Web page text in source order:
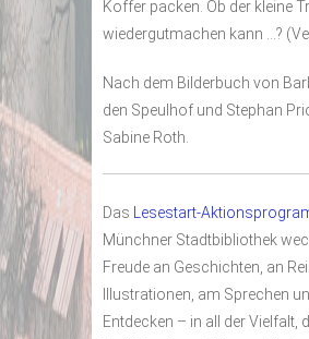
Koffer packen. Ob der kleine
wiedergutmachen kann …?
Nach dem Bilderbuch von
den Speulhof und Stephan
Sabine Roth.
Das Lesestart-
Münchner Stadtbibliothek
Freude an Geschichten, an
Illustrationen, am Sprechen
Entdecken – in all der Vielfalt,